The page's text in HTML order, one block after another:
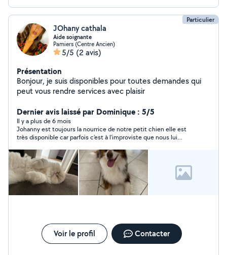
Particulier
JOhany cathala
Aide soignante
Pamiers (Centre Ancien)
5/5 (2 avis)
Présentation
Bonjour, je suis disponibles pour toutes demandes qui
peut vous rendre services avec plaisir
Dernier avis laissé par Dominique : 5/5
Il y a plus de 6 mois
Johanny est toujours la nourrice de notre petit chien elle est
très disponible car parfois c'est à l'improviste que nous lui
aussi (mais des chats). Elle est très souriante et aimable.
Voir le profil Contacter